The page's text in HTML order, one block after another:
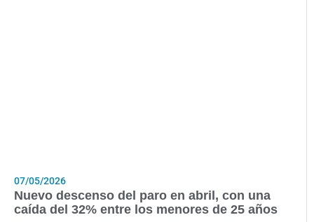
07/05/2026
Nuevo descenso del paro en abril, con una
caída del 32% entre los menores de 25 años